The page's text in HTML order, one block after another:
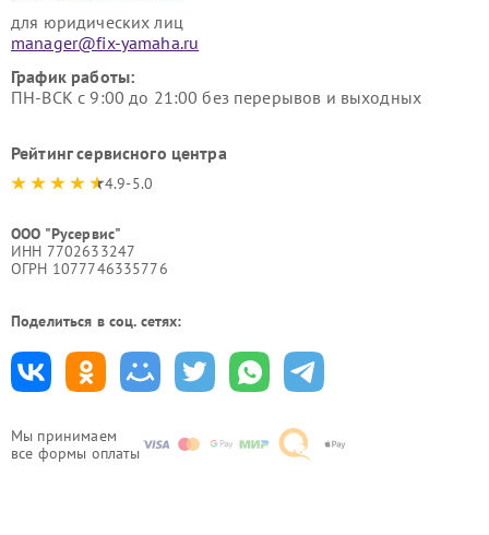
Мы принимаем
все формы оплаты
для юридических лиц
manager@fix-yamaha.ru
График работы:
ПН-ВСК с 9:00 до 21:00 без перерывов и выходных
Рейтинг сервисного центра
4.9-5.0
ООО "Русервис"
ИНН 7702633247
ОГРН 1077746335776
Поделиться в соц. сетях: